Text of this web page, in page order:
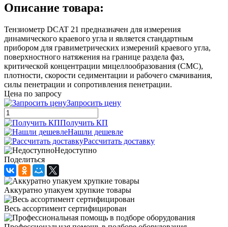
Описание товара:
Тензиометр DCAT 21 предназначен для измерения
динамического краевого угла и является стандартным
прибором для гравиметрических измерений краевого угла,
поверхностного натяжения на границе раздела фаз,
критической концентрации мицеллообразования (CMC),
плотности, скорости седиментации и рабочего смачивания,
силы пенетрации и сопротивления пенетрации.
Цена по запросу
Запросить цену
Получить КП
Нашли дешевле
Рассчитать доставку
Недоступно
Поделиться
Аккуратно упакуем хрупкие товары
Весь ассортимент сертифицирован